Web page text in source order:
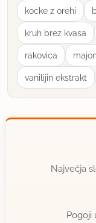
kocke z orehi
kruh brez kvasa
rakovica
vanilijin ekstrakt
Največja
Pogoji